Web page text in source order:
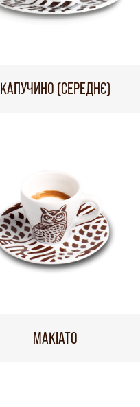
КАПУЧИНО (СЕРЕДНЄ)
МАКІАТО